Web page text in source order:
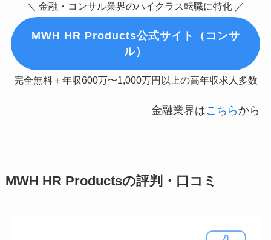
＼ 金融・コンサル業界のハイクラス転職に特化 ／
MWH HR Products公式サイト（コンサ
ル）
完全無料＋年収600万〜1,000万円以上の高年収求人多数
金融業界はこちら から
MWH HR Productsの評判・口コミ